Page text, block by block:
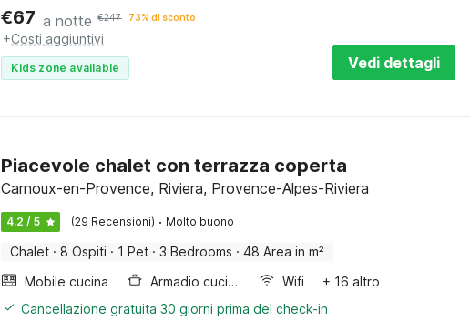
€67 a notte €247 73% di sconto
+Costi aggiuntivi
Kids zone available Vedi dettagli
Piacevole chalet con terrazza coperta
Carnoux-en-Provence, Riviera, Provence-Alpes-Riviera
4.2 / 5 (29 Recensioni) · Molto buono
Chalet · 8 Ospiti · 1 Pet · 3 Bedrooms · 48 Area in m²
Mobile cucina
Armadio cucina Wifi
+ 16 altro
Cancellazione gratuita 30 giorni prima del check-in